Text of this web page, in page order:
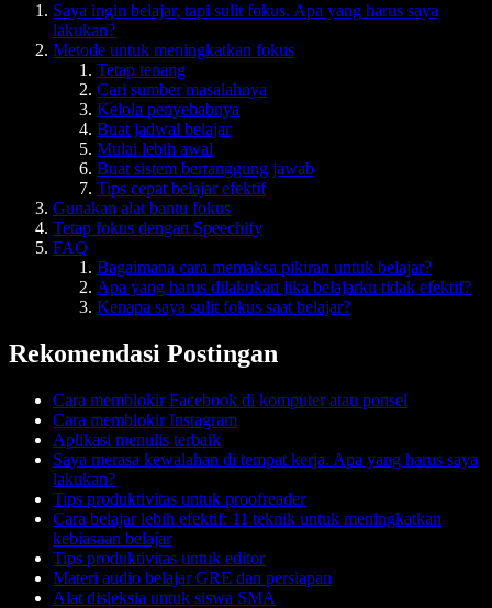
Saya ingin belajar, tapi sulit fokus. Apa yang harus saya
lakukan?
Metode untuk meningkatkan fokus
Tetap tenang
Cari sumber masalahnya
Kelola penyebabnya
Buat jadwal belajar
Mulai lebih awal
Buat sistem bertanggung jawab
Tips cepat belajar efektif
Gunakan alat bantu fokus
Tetap fokus dengan Speechify
FAQ
Bagaimana cara memaksa pikiran untuk belajar?
Apa yang harus dilakukan jika belajarku tidak efektif?
Kenapa saya sulit fokus saat belajar?
Rekomendasi Postingan
Cara memblokir Facebook di komputer atau ponsel
Cara memblokir Instagram
Aplikasi menulis terbaik
Saya merasa kewalahan di tempat kerja. Apa yang harus saya
lakukan?
Tips produktivitas untuk proofreader
Cara belajar lebih efektif: 11 teknik untuk meningkatkan
kebiasaan belajar
Tips produktivitas untuk editor
Materi audio belajar GRE dan persiapan
Alat disleksia untuk siswa SMA